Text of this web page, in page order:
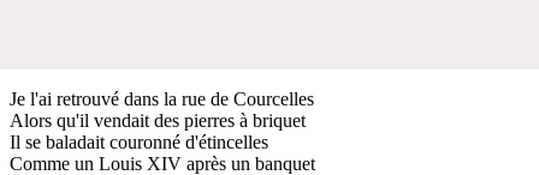
Je l'ai retrouvé dans la rue de Courcelles
Alors qu'il vendait des pierres à briquet
Il se baladait couronné d'étincelles
Comme un Louis XIV après un banquet